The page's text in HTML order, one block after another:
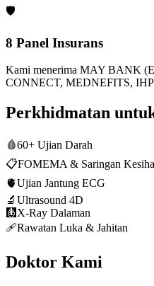
🛡️
8 Panel Insurans
Kami menerima MAY BANK
CONNECT, MEDNEFITS, IHP
Perkhidmatan
🩸60+ Ujian Darah
📋FOMEMA & Saringan
🫀Ujian Jantung ECG
🔬 Ultrasound 4D
🩻 X-Ray Dalaman
🩹Rawatan Luka & Jahitan
Doktor Kami